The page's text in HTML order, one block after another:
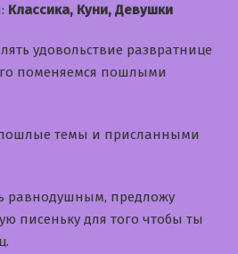
Классика, Куни, Девушки
удовольствие развратнице
поменяемся пошлыми
темы и приcланными
равнодушным, предложу
писеньку для того чтобы ты